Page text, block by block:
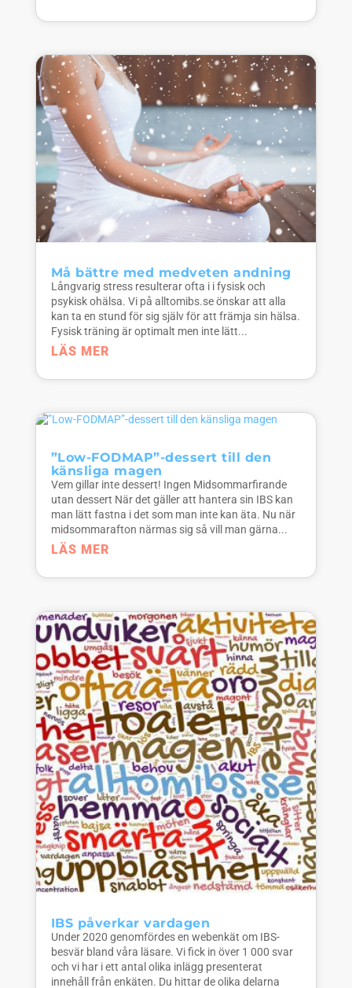
Må bättre med medveten andning
Långvarig stress resulterar ofta i i fysisk och
psykisk ohälsa. Vi på alltomibs.se önskar att alla
kan ta en stund för sig själv för att främja sin hälsa.
Fysisk träning är optimalt men inte lätt...
LÄS MER
”Low-FODMAP”-dessert till den
känsliga magen
Vem gillar inte dessert! Ingen Midsommarfirande
utan dessert När det gäller att hantera sin IBS kan
man lätt fastna i det som man inte kan äta. Nu när
midsommarafton närmas sig så vill man gärna...
LÄS MER
IBS påverkar vardagen
Under 2020 genomfördes en webenkät om IBS-
besvär bland våra läsare. Vi fick in över 1 000 svar
och vi har i ett antal olika inlägg presenterat
innehåll från enkäten. Du hittar de olika delarna